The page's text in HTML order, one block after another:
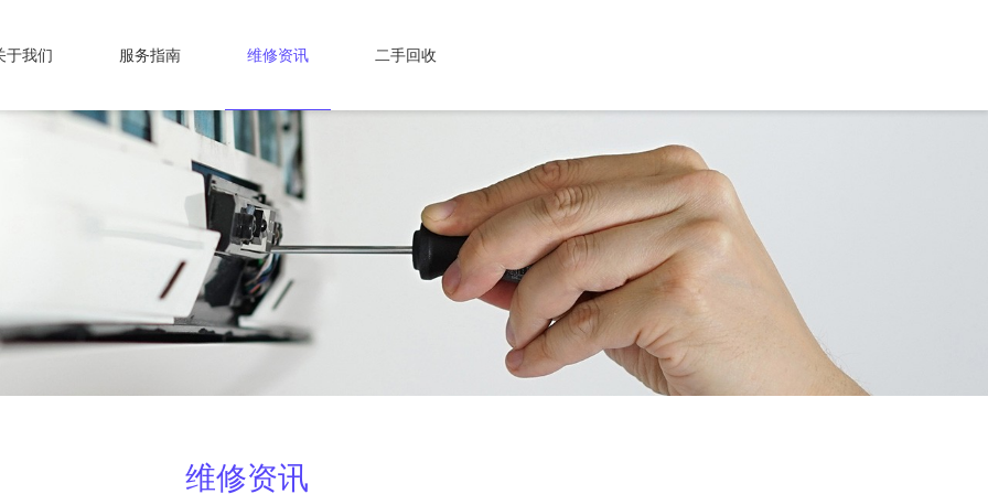
于我们 服务指南 维修资讯 二手回收
维修资讯